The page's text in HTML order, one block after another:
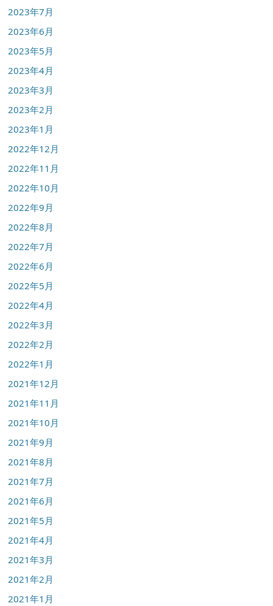
2023年7月
2023年6月
2023年5月
2023年4月
2023年3月
2023年2月
2023年1月
2022年12月
2022年11月
2022年10月
2022年9月
2022年8月
2022年7月
2022年6月
2022年5月
2022年4月
2022年3月
2022年2月
2022年1月
2021年12月
2021年11月
2021年10月
2021年9月
2021年8月
2021年7月
2021年6月
2021年5月
2021年4月
2021年3月
2021年2月
2021年1月